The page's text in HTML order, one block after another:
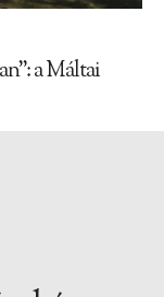
a Máltai